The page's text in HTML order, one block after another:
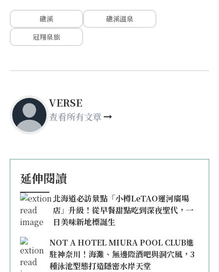
礁溪
礁溪溫泉
冠翔泉旅
VERSE
查看所有文章
延伸閱讀
北海道必訪景點「小樽LeTAO運河廣場
店」升級！從早餐甜點吃到深夜聖代，一
日美味新地標誕生
NOT A HOTEL MIURA POOL CLUB進
駐神奈川！海灘、無邊際酒吧與洞穴風，3
種泳池型態打造隱密水岸天堂